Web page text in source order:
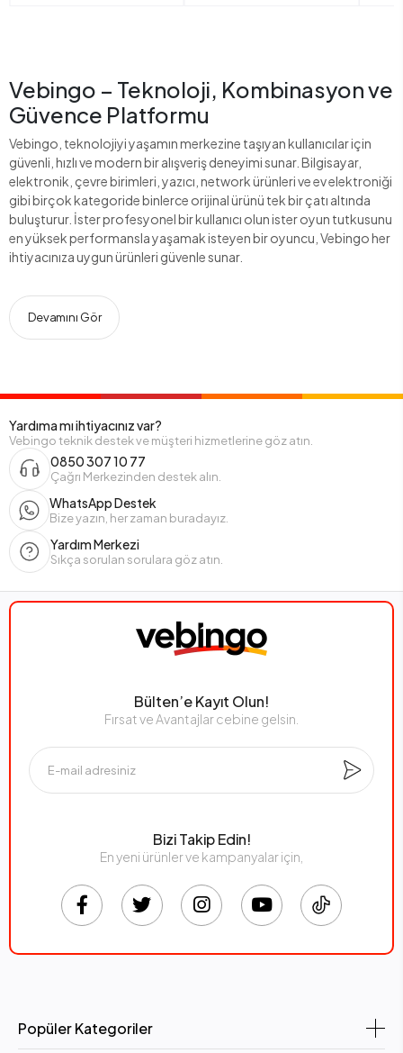
Vebingo – Teknoloji, Kombinasyon ve
Güvence Platformu
Vebingo, teknolojiyi yaşamın merkezine taşıyan kullanıcılar için
güvenli, hızlı ve modern bir alışveriş deneyimi sunar. Bilgisayar,
elektronik, çevre birimleri, yazıcı, network ürünleri ve ev elektroniği
gibi birçok kategoride binlerce orijinal ürünü tek bir çatı altında
buluşturur. İster profesyonel bir kullanıcı olun ister oyun tutkusunu
en yüksek performansla yaşamak isteyen bir oyuncu, Vebingo her
ihtiyacınıza uygun ürünleri güvenle sunar.
Devamını Gör
Yardıma mı ihtiyacınız var?
Vebingo teknik destek ve müşteri hizmetlerine göz atın.
0850 307 10 77
Çağrı Merkezinden destek alın.
WhatsApp Destek
Bize yazın, her zaman buradayız.
Yardım Merkezi
Sıkça sorulan sorulara göz atın.
Bülten’e Kayıt Olun!
Fırsat ve Avantajlar cebine gelsin.
Bizi Takip Edin!
En yeni ürünler ve kampanyalar için,
Popüler Kategoriler